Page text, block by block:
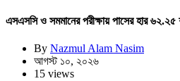
এসএসসি ও সমমানের পরীক্ষায় পাসের হার ৬২.২৫
By Nazmul Alam Nasim
আগস্ট ১০, ২০২৬
15 views